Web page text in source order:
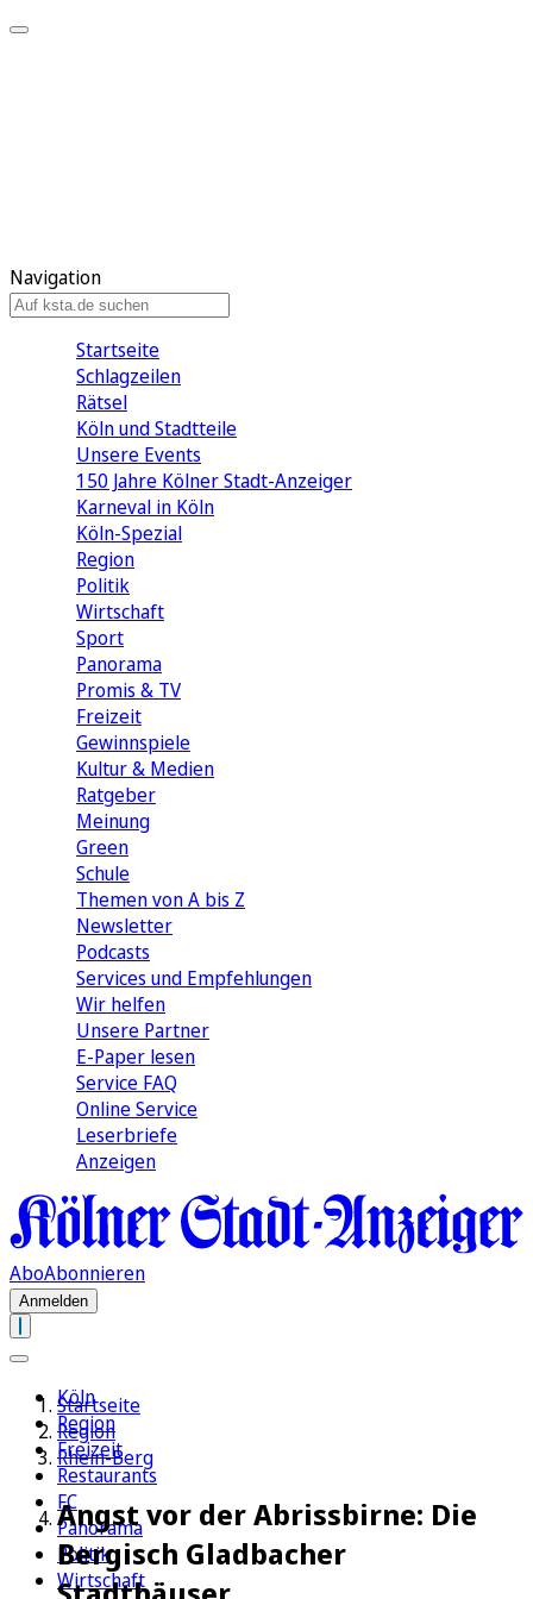
Navigation
Startseite
Schlagzeilen
Rätsel
Köln und Stadtteile
Unsere Events
150 Jahre Kölner Stadt-Anzeiger
Karneval in Köln
Köln-Spezial
Region
Politik
Wirtschaft
Sport
Panorama
Promis & TV
Freizeit
Gewinnspiele
Kultur & Medien
Ratgeber
Meinung
Green
Schule
Themen von A bis Z
Newsletter
Podcasts
Services und Empfehlungen
Wir helfen
Unsere Partner
E-Paper lesen
Service FAQ
Online Service
Leserbriefe
Anzeigen
AboAbonnieren
Anmelden
Köln
Region
Freizeit
Restaurants
FC
Panorama
Politik
Wirtschaft
Startseite
Region
Rhein-Berg
Angst vor der Abrissbirne: Die
Bergisch Gladbacher